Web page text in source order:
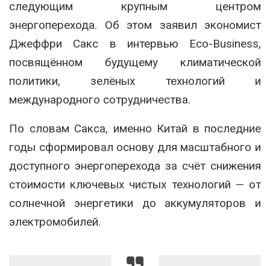
следующим крупным центром
энергоперехода. Об этом заявил экономист
Джеффри Сакс в интервью Eco-Business,
посвящённом будущему климатической
политики, зелёных технологий и
международного сотрудничества.
По словам Сакса, именно Китай в последние
годы сформировал основу для масштабного и
доступного энергоперехода за счёт снижения
стоимости ключевых чистых технологий — от
солнечной энергетики до аккумуляторов и
электромобилей.